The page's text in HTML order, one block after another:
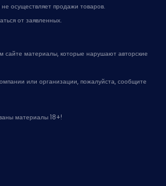
осуществляет продажи товаров.
от заявленных.
материалы, которые нарушают авторские
или организации, пожалуйста, сообщите
материалы 18+!